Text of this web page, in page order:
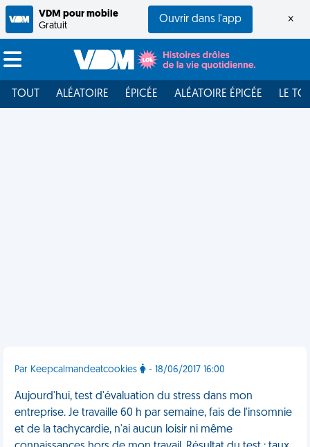
VDM pour mobile
Gratuit
Ouvrir dans l'app ×
TOUT ALÉATOIRE ÉPICÉE ALÉATOIRE ÉPICÉE LE
Par Keepcalmandeatcookies - 18/06/2017 16:00
Aujourd'hui, test d'évaluation du stress dans mon
entreprise. Je travaille 60 h par semaine, fais de l'insomnie
et de la tachycardie, n'ai aucun loisir ni même